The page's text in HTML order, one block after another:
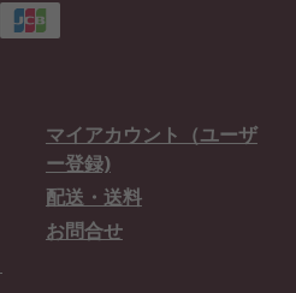
マイアカウント（ユーザ
ー登録)
配送・送料
お問合せ